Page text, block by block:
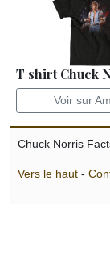
T shirt Chuck
Voir sur
Chuck Norris
Vers le haut -